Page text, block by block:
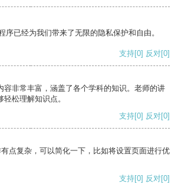
序已经为我们带来了无限的隐私保护和自由。
支持[0] 反对[0]
容非常丰富，涵盖了各个学科的知识。老师的讲
松理解知识点。
支持[0] 反对[0]
点复杂，可以简化一下，比如将设置页面进行优
支持[0] 反对[0]